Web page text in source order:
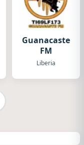
Guanacaste
FM
Liberia